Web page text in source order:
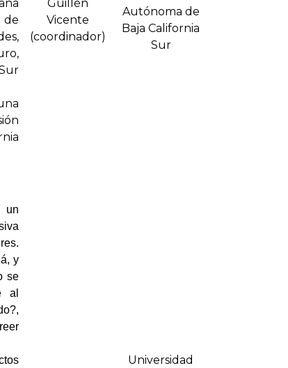
de
Guillén
Vicente
(coordinador)
Autónoma de
Baja California
Sur
un
y
se
al
Universidad